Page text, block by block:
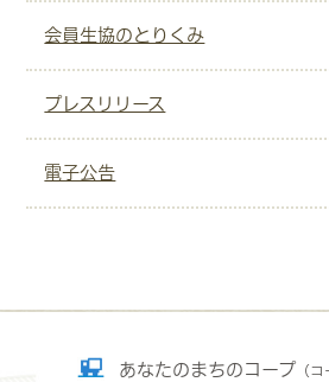
会員生協のとりくみ
プレスリリース
電子公告
あなたのまちのコープ （